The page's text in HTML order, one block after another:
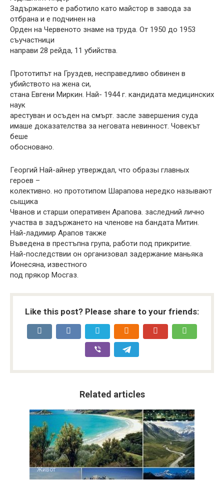
Задържането е работило като майстор в завода за
отбрана и е подчинен на
Орден на Червеното знаме на труда. От 1950 до 1953
съучастници
направи 28 рейда, 11 убийства.
Прототипът на Груздев, несправедливо обвинен в
убийството на жена си,
стана Евгени Миркин. Най- 1944 г. кандидата медицинских
наук
арестуван и осъден на смърт. засле завершения суда
имаше доказателства за неговата невинност. Човекът
беше
обосновано.
Георгий Най-айнер утверждал, что образы главных
героев –
колективно. но прототипом Шарапова нередко называют
сыщика
Чванов и старши оперативен Арапова. заследний лично
участва в задържането на членове на бандата Митин.
Най-ладимир Арапов также
Въведена в престъпна група, работи под прикритие.
Най-последствии он организовал задержание маньяка
Ионесяна, известного
под прякор Мосгаз.
Like this post? Please share to your friends:
Related articles
Живот